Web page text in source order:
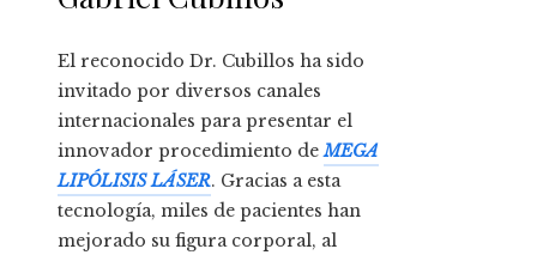
El reconocido Dr. Cubillos ha sido
invitado por diversos canales
internacionales para presentar el
innovador procedimiento deMEGA
LIPÓLISIS LÁSER. Gracias a esta
tecnología, miles de pacientes han
mejorado su figura corporal, al